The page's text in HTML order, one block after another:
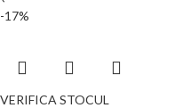
-17%
VERIFICA STOCUL